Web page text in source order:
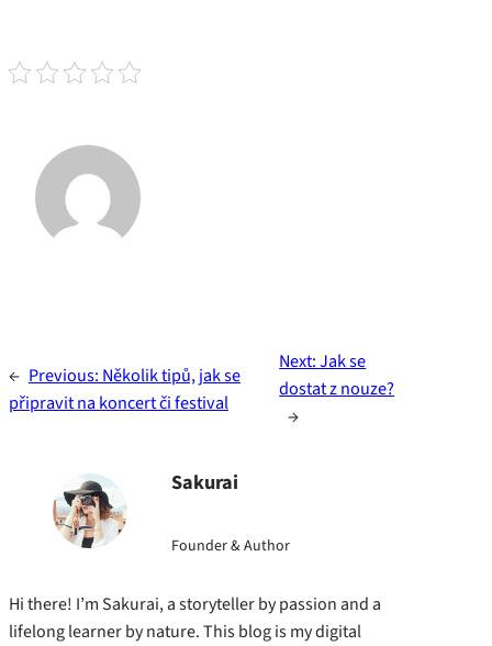
← Previous: Několik tipů, jak se
připravit na koncert či festival
Next:Jak se
dostat z nouze?
→
Sakurai
Founder & Author
Hi there! I’m Sakurai, a storyteller by passion and a
lifelong learner by nature. This blog is my digital